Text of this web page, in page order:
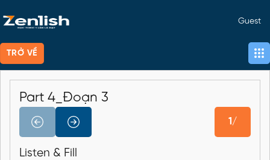
TRỞ VỀ
Guest
Part 4_Đoạn 3
1/
Listen & Fill